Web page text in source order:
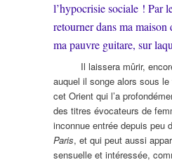
l’hypocrisie sociale ! Par
retourner dans ma
ma pauvre guitare, sur
Il laissera mûrir,
auquel il songe alors sous
cet Orient qui l’a
des titres évocateurs de
inconnue entrée depuis peu
Paris, et qui peut aussi
sensuelle et intéressée,